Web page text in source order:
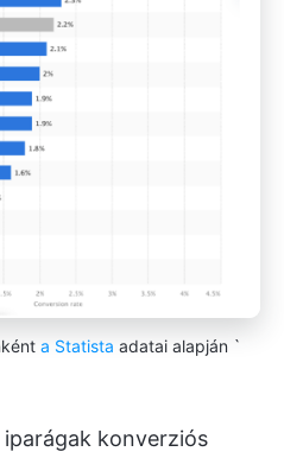
a Statista adatai alapján `
konverziós